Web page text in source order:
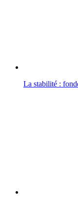
La stabilité :